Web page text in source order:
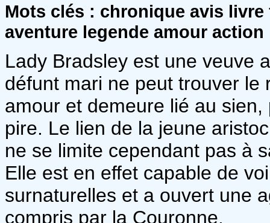
Mots clés : chronique avis
aventure legende amour action
Lady Bradsley est une veuve
défunt mari ne peut trouver
amour et demeure lié au
pire. Le lien de la jeune
ne se limite cependant pas à
Elle est en effet capable de
surnaturelles et a ouvert une
compris par la Couronne.